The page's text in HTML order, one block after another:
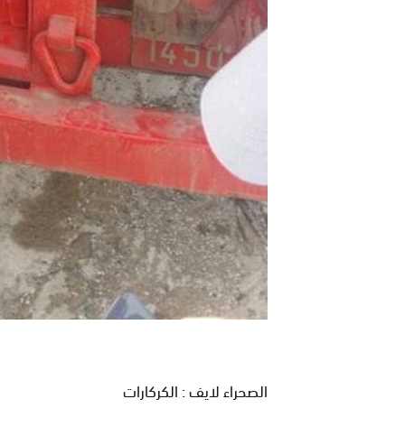
الصحراء لايف : الكركارات